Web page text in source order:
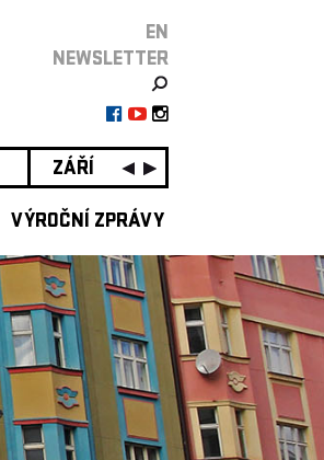
EN
NEWSLETTER
ZÁŘÍ 01.
VÝROČNÍ ZPRÁVY